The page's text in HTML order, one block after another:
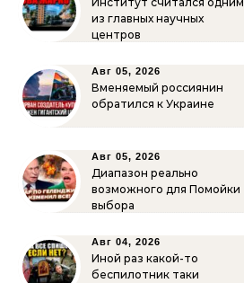
из главных научных
центров
Авг 05, 2026
Вменяемый россиянин
обратился к Украине
Авг 05, 2026
Диапазон реально
возможного для Помойки
выбора
Авг 04, 2026
Иной раз какой-то
беспилотник таки